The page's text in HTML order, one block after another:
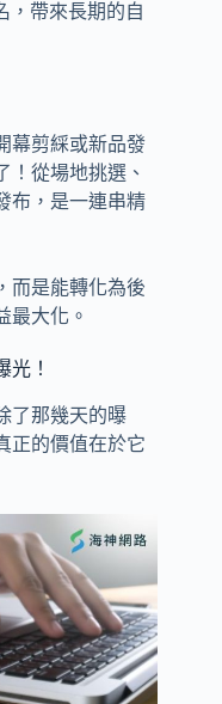
，帶來長期的自
幕剪綵或新品發
！從場地挑選、
布，是一連串精
而是能轉化為後
最大化。
光！
了那幾天的曝
正的價值在於它